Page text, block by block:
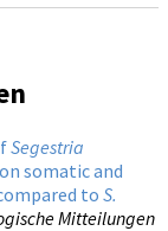
Segestria
somatic and
to S.
Mitteilungen